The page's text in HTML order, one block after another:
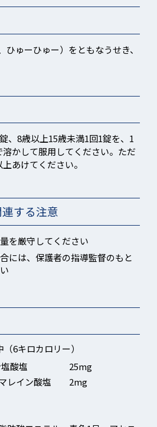
ゅーひゅー）をともなうせき、
、8歳以上15歳未満1回1錠を、1
かして服用してください。ただ
あけてください。
する注意
を厳守してください
には、保護者の指導監督のもと
6キロカロリー）
酸塩
25mg
レイン酸塩
2mg